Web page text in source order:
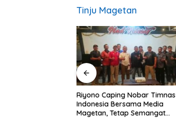
Tinju Magetan
Riyono Caping Nobar Timnas
Indonesia Bersama Media
Magetan, Tetap Semangat